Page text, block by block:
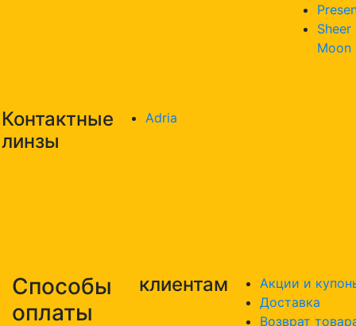
Sheer
Moon
Контактные
линзы
Adria
Способы
оплаты
клиентам
Акции и
Доставка
Возврат